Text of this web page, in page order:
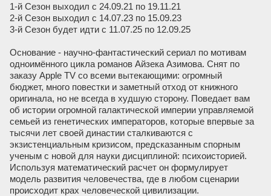
1-й Сезон выходил с 24.09.21 по 19.11.21
2-й Сезон выходил с 14.07.23 по 15.09.23
3-й Сезон будет идти с 11.07.25 по 12.09.25
Основание - научно-фантастический сериал по мотивам
одноимённого цикла романов Айзека Азимова. Снят по
заказу Apple TV со всеми вытекающими: огромный
бюджет, много повестки и заметный отход от книжного
оригинала, но не всегда в худшую сторону. Поведает вам
об истории огромной галактической империи управляемой
семьей из генетических императоров, которые впервые за
тысячи лет своей династии сталкиваются с
экзистенциальным кризисом, предсказанным спорным
ученым с новой для науки дисциплиной: психоисторией.
Используя математический расчет он формулирует
модель развития человечества, где в любом сценарии
происходит крах человеческой цивилизации.